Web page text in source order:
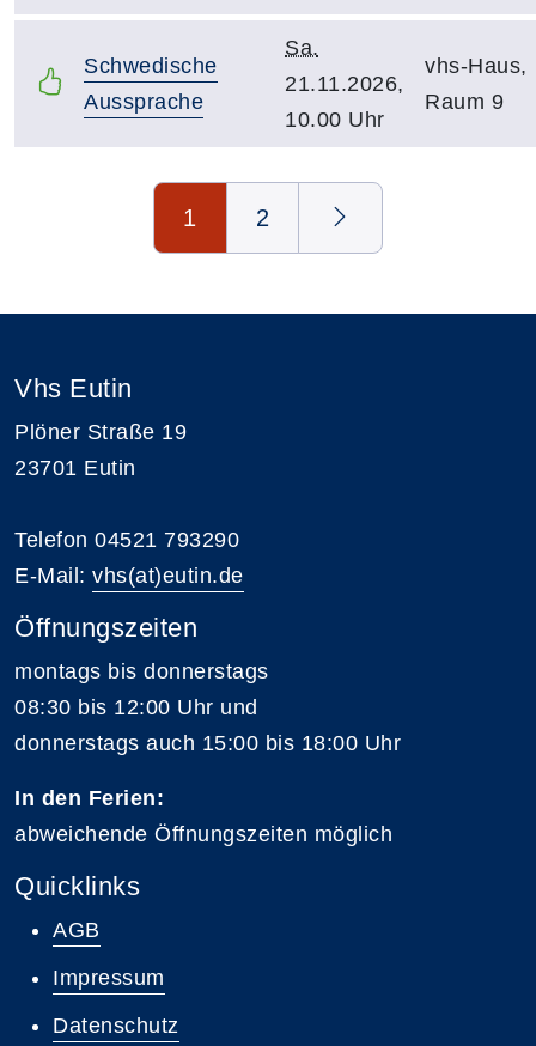
Schwedische
Aussprache
Sa.
21.11.2026,
10.00 Uhr
vhs-Haus,
Raum 9
1 2
Vhs Eutin
Plöner Straße 19
23701 Eutin
Telefon 04521 793290
E-Mail: vhs(at)eutin.de
Öffnungszeiten
montags bis donnerstags
08:30 bis 12:00 Uhr und
donnerstags auch 15:00 bis 18:00 Uhr
In den Ferien:
abweichende Öffnungszeiten möglich
Quicklinks
AGB
Impressum
Datenschutz